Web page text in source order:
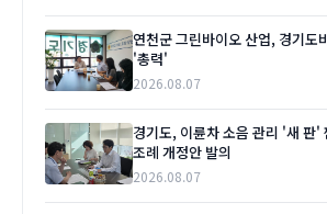
연천군 그린바이오 산업, 경기도
'총력'
2026.08.07
경기도, 이륜차 소음 관리 '새 판'
조례 개정안 발의
2026.08.07